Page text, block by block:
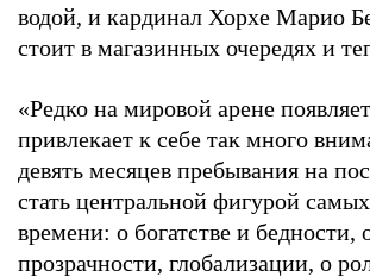
водой, и кардинал Хорхе Марио
стоит в магазинных очередях и
«Редко на мировой арене
привлекает к себе так много
девять месяцев пребывания на
стать центральной фигурой
времени: о богатстве и бедности,
прозрачности, глобализации, о